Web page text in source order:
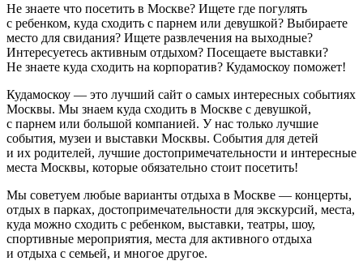
Не знаете что посетить в Москве? Ищете где погулять
с ребенком, куда сходить с парнем или девушкой? Выбираете
место для свидания? Ищете развлечения на выходные?
Интересуетесь активным отдыхом? Посещаете выставки?
Не знаете куда сходить на корпоратив? Кудамоскоу поможет!
Кудамоскоу — это лучший сайт о самых интересных событиях
Москвы. Мы знаем куда сходить в Москве с девушкой,
с парнем или большой компанией. У нас только лучшие
события, музеи и выставки Москвы. События для детей
и их родителей, лучшие достопримечательности и интересные
места Москвы, которые обязательно стоит посетить!
Мы советуем любые варианты отдыха в Москве — концерты,
отдых в парках, достопримечательности для экскурсий, места,
куда можно сходить с ребенком, выставки, театры, шоу,
спортивные мероприятия, места для активного отдыха
и отдыха с семьей, и многое другое.